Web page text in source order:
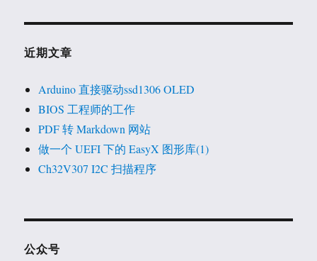
近期文章
Arduino 直接驱动ssd1306 OLED
BIOS 工程师的工作
PDF 转 Markdown 网站
做一个 UEFI 下的 EasyX 图形库(1)
Ch32V307 I2C 扫描程序
公众号